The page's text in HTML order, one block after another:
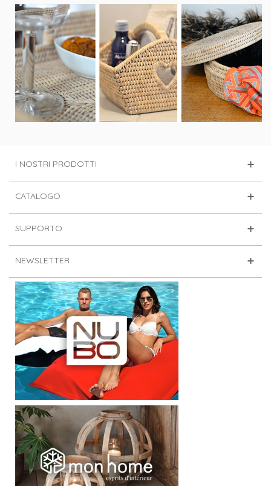
I NOSTRI PRODOTTI
CATALOGO
SUPPORTO
NEWSLETTER